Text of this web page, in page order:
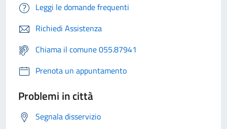
Leggi le domande frequenti
Richiedi Assistenza
Chiama il comune 055.87941
Prenota un appuntamento
Problemi in città
Segnala disservizio